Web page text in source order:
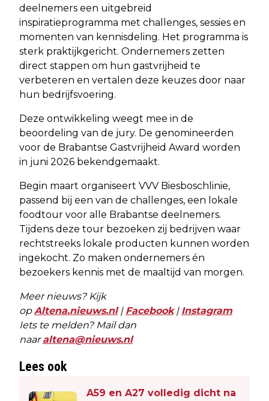
deelnemers een uitgebreid
inspiratieprogramma met challenges, sessies en
momenten van kennisdeling. Het programma is
sterk praktijkgericht. Ondernemers zetten
direct stappen om hun gastvrijheid te
verbeteren en vertalen deze keuzes door naar
hun bedrijfsvoering.
Deze ontwikkeling weegt mee in de
beoordeling van de jury. De genomineerden
voor de Brabantse Gastvrijheid Award worden
in juni 2026 bekendgemaakt.
Begin maart organiseert VVV Biesboschlinie,
passend bij een van de challenges, een lokale
foodtour voor alle Brabantse deelnemers.
Tijdens deze tour bezoeken zij bedrijven waar
rechtstreeks lokale producten kunnen worden
ingekocht. Zo maken ondernemers én
bezoekers kennis met de maaltijd van morgen.
Meer nieuws? Kijk
opAltena.nieuws.nl| Facebook| Instagram
Iets te melden? Mail dan
naaraltena@nieuws.nl
Lees ook
A59 en A27 volledig dicht na